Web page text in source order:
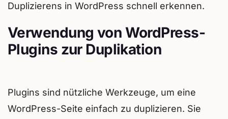
Duplizierens in WordPress schnell erkennen.
Verwendung von WordPress-
Plugins zur Duplikation
Plugins sind nützliche Werkzeuge, um eine
WordPress-Seite einfach zu duplizieren. Sie